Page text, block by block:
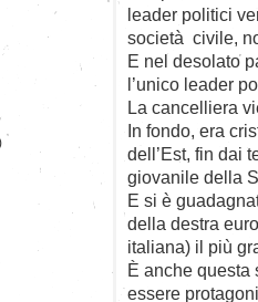
leader politici
società civile,
E nel desolato
l’unico leader
La cancelliera
In fondo, era
dell’Est, fin dai
giovanile della
E si è
della destra
italiana) il più
È anche questa
essere